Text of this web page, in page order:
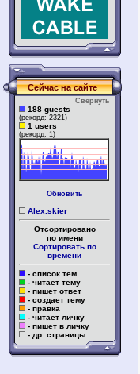
Сейчас на сайте
Свернуть
188 guests
(рекорд: 2321)
1 users
(рекорд: 1)
Обновить
Alex.skier
Отсортировано
по имени
Сортировать по
времени
- список тем
- читает тему
- пишет ответ
- создает тему
- правка
- читает личку
- пишет в личку
- др. страницы